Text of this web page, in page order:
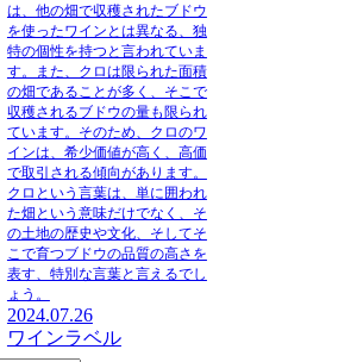
は、他の畑で収穫されたブドウ
を使ったワインとは異なる、独
特の個性を持つと言われていま
す。また、クロは限られた面積
の畑であることが多く、そこで
収穫されるブドウの量も限られ
ています。そのため、クロのワ
インは、希少価値が高く、高価
で取引される傾向があります。
クロという言葉は、単に囲われ
た畑という意味だけでなく、そ
の土地の歴史や文化、そしてそ
こで育つブドウの品質の高さを
表す、特別な言葉と言えるでし
ょう。
2024.07.26
ワインラベル